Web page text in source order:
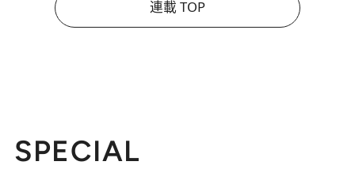
連載 TOP
SPECIAL